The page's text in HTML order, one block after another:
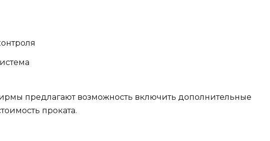
предлагают возможность включить дополнительные
проката.